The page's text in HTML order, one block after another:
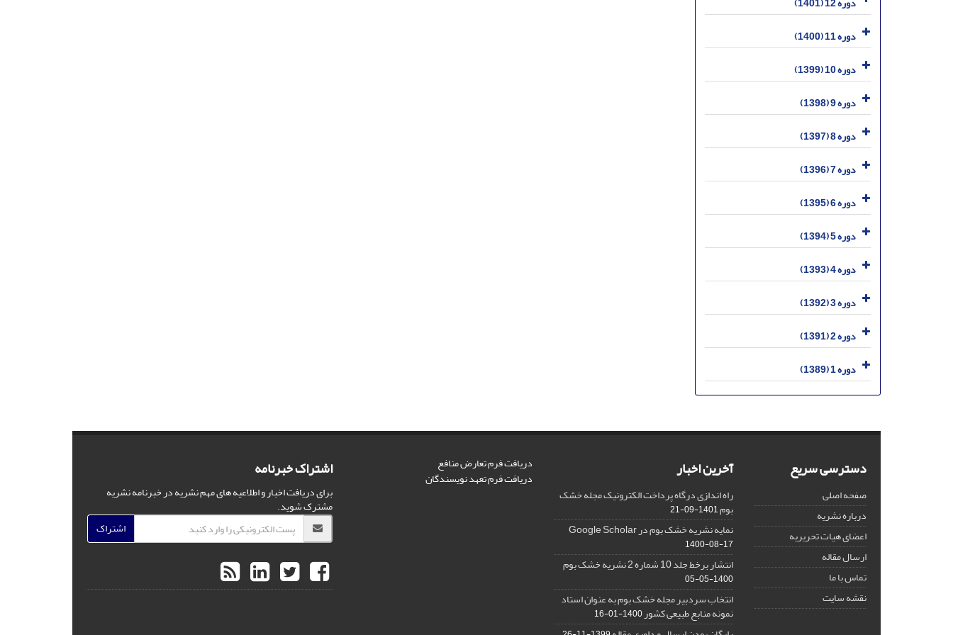
دوره 11 (1400)
دوره 10 (1399)
دوره 9 (1398)
دوره 8 (1397)
دوره 7 (1396)
دوره 6 (1395)
دوره 5 (1394)
دوره 4 (1393)
دوره 3 (1392)
دوره 2 (1391)
دوره 1 (1389)
دسترسی سریع
صفحه اصلی
درباره نشریه
اعضای هیات تحریریه
ارسال مقاله
تماس با ما
نقشه سایت
آخرین اخبار
راه اندازی درگاه پرداخت الکترونیک مجله خشک
بوم1401-09-21
نمایه نشریه خشک بوم در Google Scholar
1400-08-17
انتشار برخط جلد 10 شماره 2 نشریه خشک بوم
1400-05-05
انتخاب سردبیر مجله خشک بوم به عنوان استاد
نمونه منابع طبیعی کشور1400-01-16
دریافت فرم تعارض منافع
دریافت فرم تعهد نویسندگان اشتراک خبرنامه
برای دریافت اخبار و اطلاعیه های مهم نشریه در خبرنامه نشریه
مشترک شوید.
اشتراک